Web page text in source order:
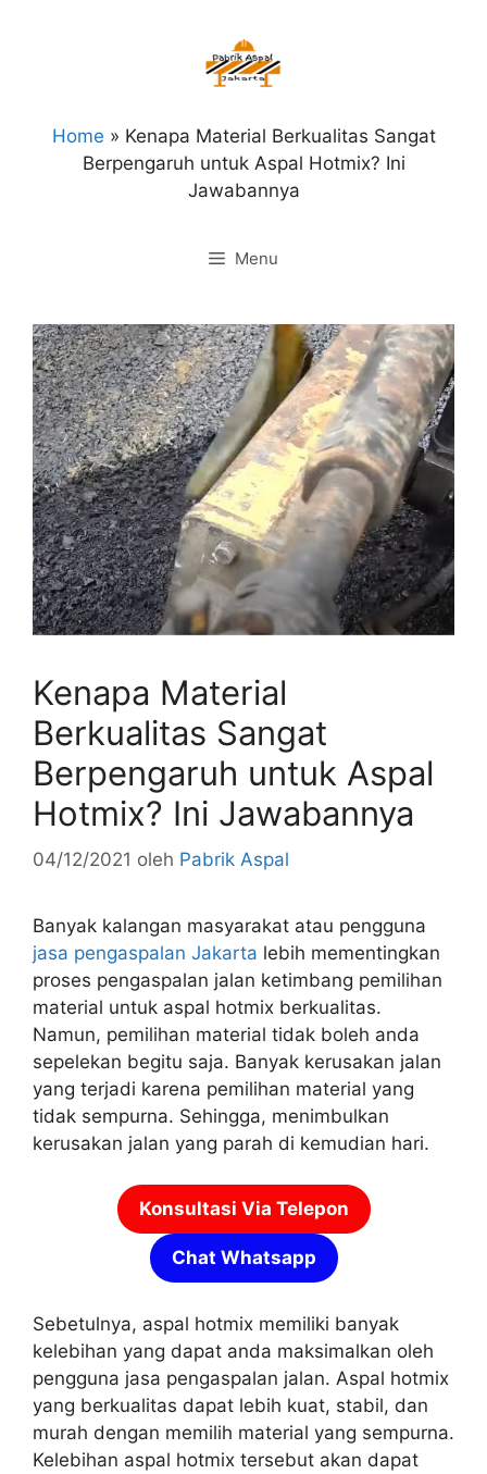
Home » Kenapa Material Berkualitas Sangat
Berpengaruh untuk Aspal Hotmix? Ini
Jawabannya
Menu
Kenapa Material
Berkualitas Sangat
Berpengaruh untuk Aspal
Hotmix? Ini Jawabannya
04/12/2021 oleh Pabrik Aspal
Banyak kalangan masyarakat atau pengguna
jasa pengaspalan Jakarta lebih mementingkan
proses pengaspalan jalan ketimbang pemilihan
material untuk aspal hotmix berkualitas.
Namun, pemilihan material tidak boleh anda
sepelekan begitu saja. Banyak kerusakan jalan
yang terjadi karena pemilihan material yang
tidak sempurna. Sehingga, menimbulkan
kerusakan jalan yang parah di kemudian hari.
Konsultasi Via Telepon
Chat Whatsapp
Sebetulnya, aspal hotmix memiliki banyak
kelebihan yang dapat anda maksimalkan oleh
pengguna jasa pengaspalan jalan. Aspal hotmix
yang berkualitas dapat lebih kuat, stabil, dan
murah dengan memilih material yang sempurna.
Kelebihan aspal hotmix tersebut akan dapat